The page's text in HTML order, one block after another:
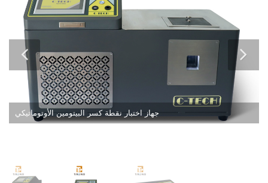
جهاز اختبار نقطة كسر البيتومين الأوتوماتيكي